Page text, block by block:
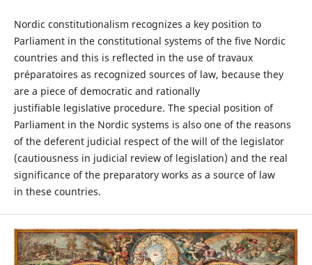
Nordic constitutionalism recognizes a key position to
Parliament in the constitutional systems of the five Nordic
countries and this is reflected in the use of travaux
préparatoires as recognized sources of law, because they
are a piece of democratic and rationally
justifiable legislative procedure. The special position of
Parliament in the Nordic systems is also one of the reasons
of the deferent judicial respect of the will of the legislator
(cautiousness in judicial review of legislation) and the real
significance of the preparatory works as a source of law
in these countries.